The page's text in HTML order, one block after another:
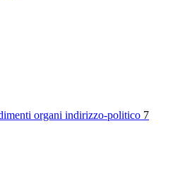
organi indirizzo-politico 7